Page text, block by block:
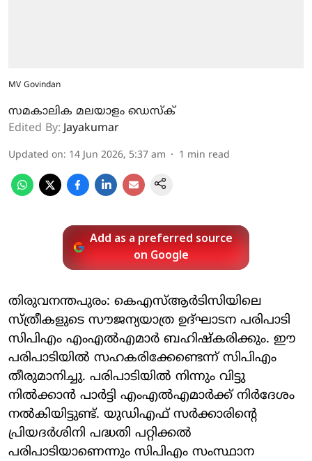
MV Govindan
സമകാലിക മലയാളം ഡെസ്ക്
Edited By: Jayakumar
Updated on: 14 Jun 2026, 5:37 am 1 min read
Add as a preferred source
on Google
തിരുവനന്തപുരം: കെഎസ്ആര്‍ടിസിയിലെ
സ്ത്രീകളുടെ സൗജന്യയാത്ര ഉദ്ഘാടന പരിപാടി
സിപിഎം എംഎല്‍എമാര്‍ ബഹിഷ്‌കരിക്കും. ഈ
പരിപാടിയില്‍ സഹകരിക്കേണ്ടെന്ന് സിപിഎം
തീരുമാനിച്ചു. പരിപാടിയില്‍ നിന്നും വിട്ടു
നില്‍ക്കാന്‍ പാര്‍ട്ടി എംഎല്‍എമാര്‍ക്ക് നിര്‍ദേശം
നല്‍കിയിട്ടുണ്ട്. യുഡിഎഫ് സര്‍ക്കാരിന്റെ
പ്രിയദര്‍ശിനി പദ്ധതി പറ്റിക്കല്‍
പരിപാടിയാണെന്നും സിപിഎം സംസ്ഥാന